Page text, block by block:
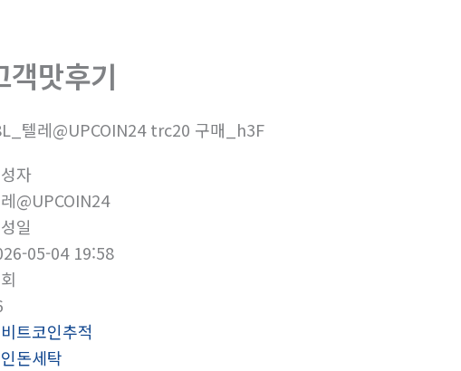
객맛후기
텔레@UPCOIN24 trc20 구매_h3F
자
@UPCOIN24
일
05-04 19:58
트코인추적
돈세탁